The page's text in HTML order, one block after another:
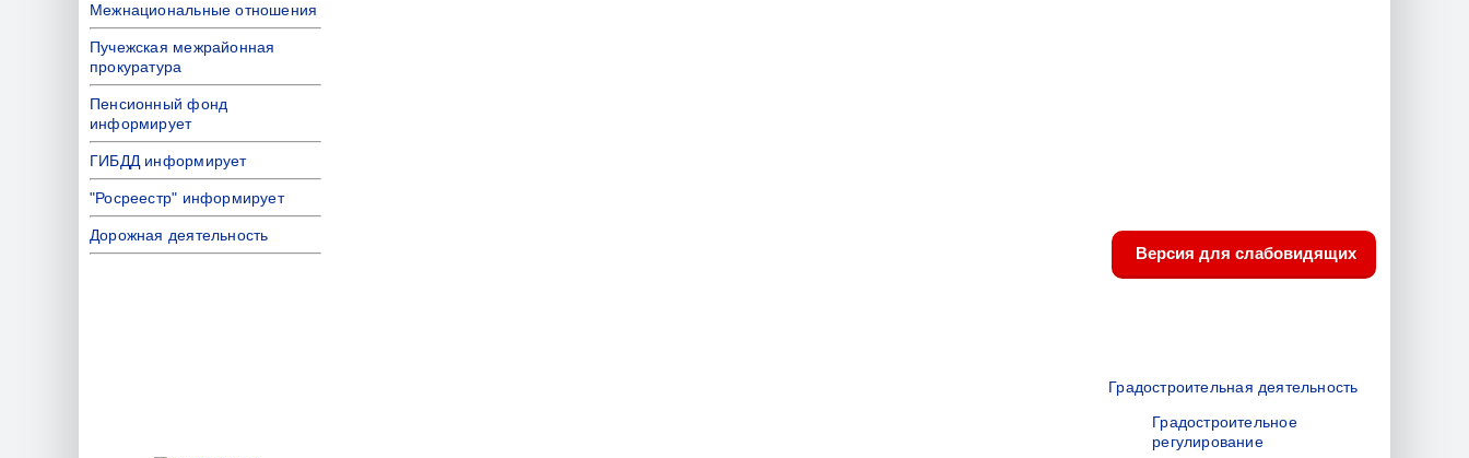
Межнациональные отношения
Пучежская межрайонная
прокуратура
Пенсионный фонд
информирует
ГИБДД информирует
"Росреестр" информирует
Дорожная деятельность
Версия для слабовидящих
Градостроительная деятельность
Градостроительное
регулирование